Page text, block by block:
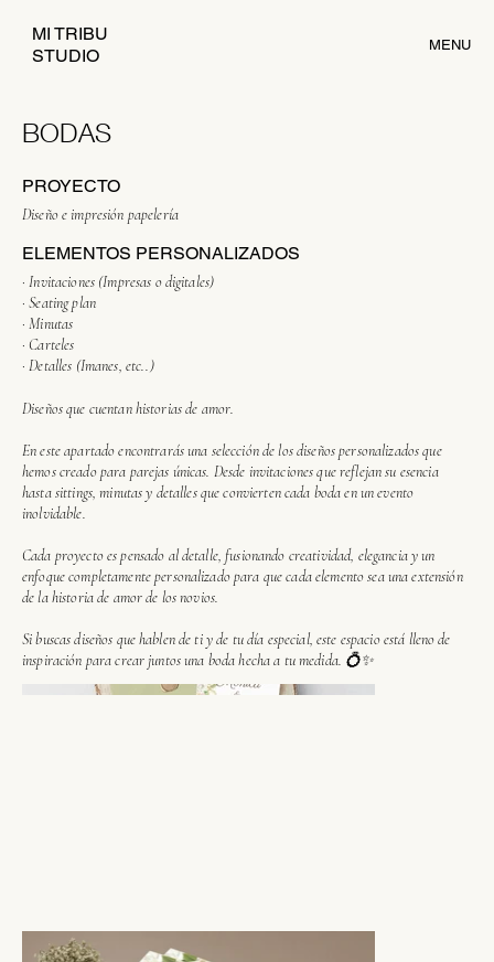
MI TRIBU
STUDIO
MENU
BODAS
PROYECTO
Diseño e impresión papelería
ELEMENTOS PERSONALIZADOS
· Invitaciones (Impresas o digitales)
· Seating plan
· Minutas
· Carteles
· Detalles (Imanes, etc..)
Diseños que cuentan historias de amor.
En este apartado encontrarás una selección de los diseños personalizados que
hemos creado para parejas únicas. Desde invitaciones que reflejan su esencia
hasta sittings, minutas y detalles que convierten cada boda en un evento
inolvidable.
Cada proyecto es pensado al detalle, fusionando creatividad, elegancia y un
enfoque completamente personalizado para que cada elemento sea una extensión
de la historia de amor de los novios.
Si buscas diseños que hablen de ti y de tu día especial, este espacio está lleno de
inspiración para crear juntos una boda hecha a tu medida. 💍✨